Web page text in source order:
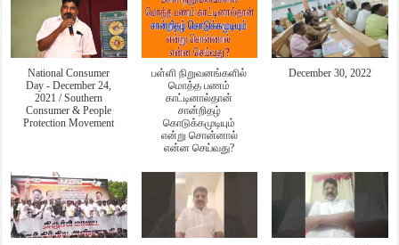
National Consumer
Day - December 24,
2021 / Southern
Consumer & People
Protection Movement
பள்ளி நிறுவனங்களில்
மொத்த பணம்
காட்டினால்தான்
சான்றிதழ்
கொடுக்கமுடியும்
என்று சொன்னால்
என்ன செய்வது?
December 30, 2022